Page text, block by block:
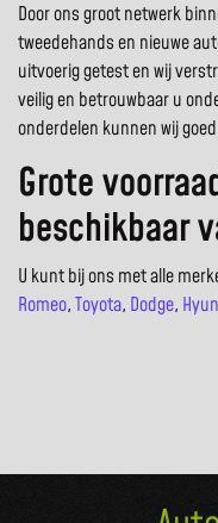
Door ons groot netwerk
tweedehands en nieuwe
uitvoerig getest en wij
veilig en betrouwbaar u
onderdelen kunnen wij
Grote
beschikbaar
U kunt bij ons met alle
Romeo,Toyota, Dodge,